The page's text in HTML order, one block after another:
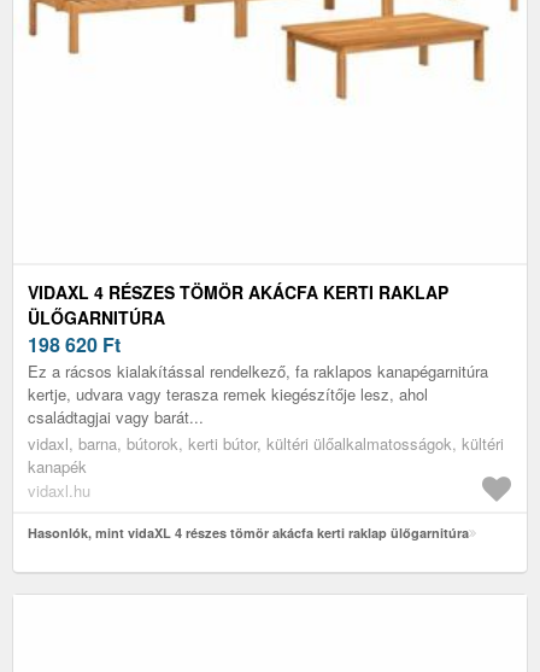
VIDAXL 4 RÉSZES TÖMÖR AKÁCFA KERTI RAKLAP
ÜLŐGARNITÚRA
198 620 Ft
Ez a rácsos kialakítással rendelkező, fa raklapos kanapégarnitúra
kertje, udvara vagy terasza remek kiegészítője lesz, ahol
családtagjai vagy barát...
vidaxl, barna, bútorok, kerti bútor, kültéri ülőalkalmatosságok, kültéri
kanapék
vidaxl.hu
Hasonlók, mint vidaXL 4 részes tömör akácfa kerti raklap ülőgarnitúra